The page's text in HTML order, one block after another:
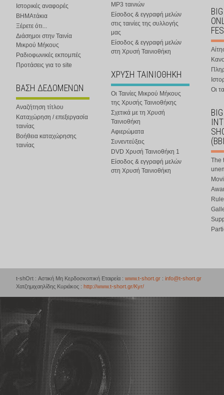
Ιστορικές αναφορές
ΒΗΜΑτάκια
Ξέρετε ότι...
Διάσημοι στην Ταινία
Μικρού Μήκους
Ραδιοφωνικές εκπομπές
Προτάσεις για το site
ΒΑΣΗ ΔΕΔΟΜΕΝΩΝ
Αναζήτηση τίτλου
Καταχώρηση / επεξεργασία
ταινίας
Βοήθεια καταχώρησης
ταινίας
MP3 ταινιών
Είσοδος & εγγραφή μελών
στις ταινίες της συλλογής
μας
Είσοδος & εγγραφή μελών
στη Χρυσή Ταινιοθήκη
ΧΡΥΣΗ ΤΑΙΝΙΟΘΗΚΗ
Οι Ταινίες Μικρού Μήκους
της Χρυσής Ταινιοθήκης
Σχετικά με τη Χρυσή
Ταινιοθήκη
Αφιερώματα
Συνεντεύξεις
DVD Χρυσή Ταινιοθήκη 1
Είσοδος & εγγραφή μελών
στη Χρυσή Ταινιοθήκη
Οι
The
t-shOrt : Αστική Μη Κερδοσκοπική Εταιρεία : www.t-short.gr : info@t-short.gr
Χατζημιχαηλίδης Κυριάκος : http://www.t-short.gr/Kyr/